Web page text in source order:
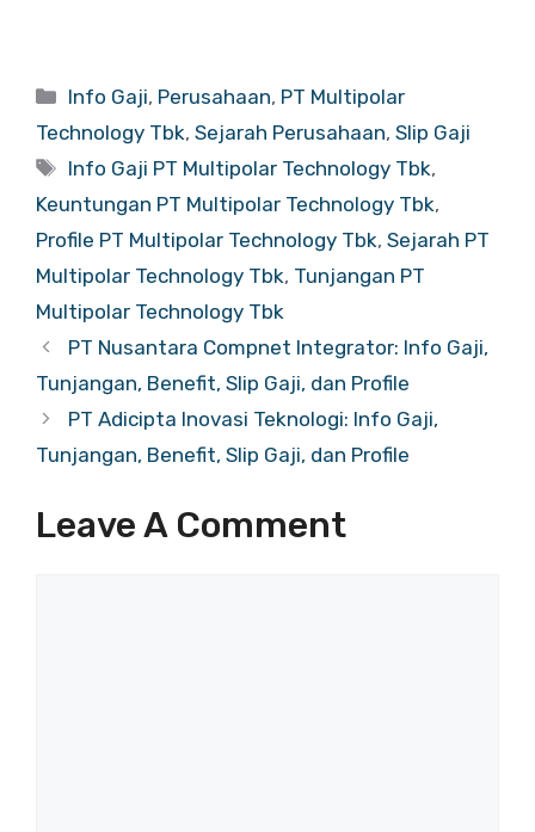
Categories
Info Gaji, Perusahaan, PT Multipolar
Technology Tbk, Sejarah Perusahaan, Slip Gaji
Tags
Info Gaji PT Multipolar Technology Tbk,
Keuntungan PT Multipolar Technology Tbk,
Profile PT Multipolar Technology Tbk, Sejarah PT
Multipolar Technology Tbk, Tunjangan PT
Multipolar Technology Tbk
PT Nusantara Compnet Integrator: Info Gaji,
Tunjangan, Benefit, Slip Gaji, dan Profile
PT Adicipta Inovasi Teknologi: Info Gaji,
Tunjangan, Benefit, Slip Gaji, dan Profile
Leave A Comment